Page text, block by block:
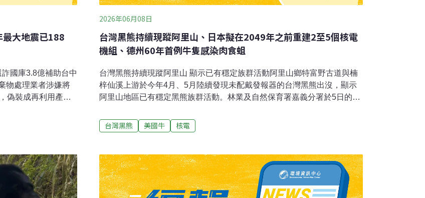
最大地震已188
國庫3.8億補助台中
物處理業者涉嫌將
偽裝成再利用產品
，今天依廢棄物清
蹤高屏尾寮山步道
自動照相機在尾寮
到台灣黑熊在5月
保署屏東分署表
近淺山地區，也推
2026年06月08日
台灣黑熊持續現蹤阿里山、日本擬在2049年之前重建2至5個核電
機組、德州60年首例牛隻感染肉食蛆
台灣黑熊持續現蹤阿里山 顯示已有穩定族群活動阿里山鄉特富野古道與楠
梓仙溪上游於今年4月、5月陸續發現未配戴發報器的台灣黑熊出沒，顯示
阿里山地區已有穩定黑熊族群活動。林業及自然保育署嘉義分署於5日的新
功連續4年記錄到黑熊蹤跡。嘉義分署說，特富野古道為熱門登山路線，但
黑熊發現地與登山路線有一定距離，請民眾勿恐慌。(中央社報導)寶瓶星油
斯多福籍「寶瓶星」油輪，4日晚上船艉艉軸斷裂造成機艙浸水，海巡署成
功搶救9名船員，海保署則啟動衛星監控是否有油料洩漏污染。海保署表
示，船上存有約15噸及潤滑油約200公升， 已要求船方拖至指定地點，24
小時內完成攔油索圍設等污染防治措施。(自由時報報導)
台灣黑熊 美國牛 核電